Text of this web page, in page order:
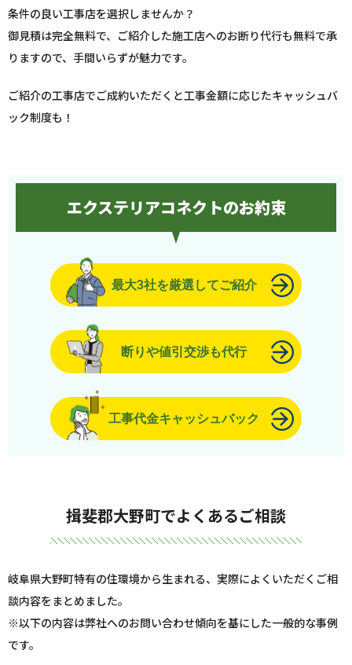
条件の良い工事店を選択しませんか？
御見積は完全無料で、ご紹介した施工店へのお断り代行も無料で承
りますので、手間いらずが魅力です。
ご紹介の工事店でご成約いただくと工事金額に応じたキャッシュバ
ック制度も！
エクステリアコネクトのお約束
最大3社を厳選してご紹介
断りや値引交渉も代行
工事代金キャッシュバック
揖斐郡大野町でよくあるご相談
岐阜県大野町特有の住環境から生まれる、実際によくいただくご相
談内容をまとめました。
※以下の内容は弊社へのお問い合わせ傾向を基にした一般的な事例
です。